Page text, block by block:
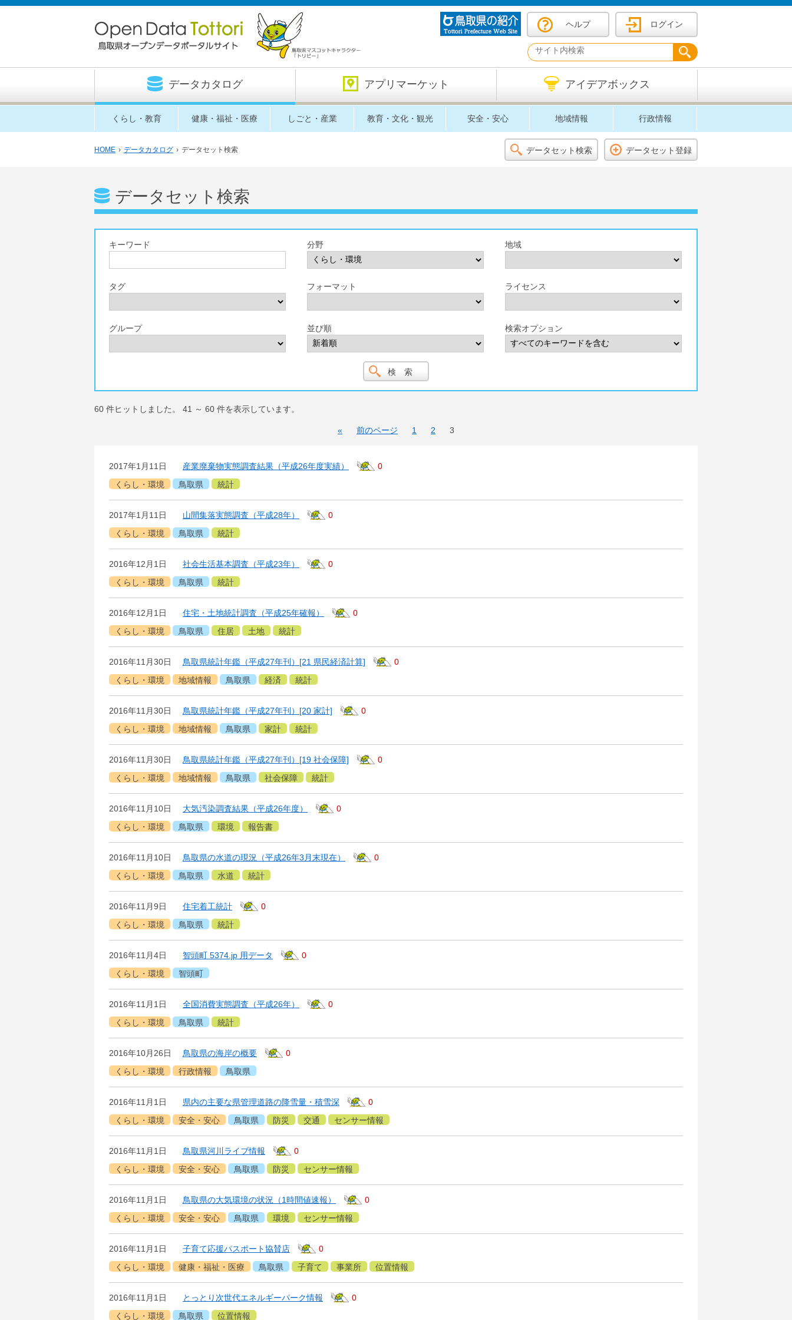
ヘルプ ログイン
データカタログ アプリマーケット アイデアボックス
くらし・教育 健康・福祉・医療 しごと・産業 教育・文化・観光 安全・安心 地域情報 行政情報
HOME › データカタログ › データセット検索 データセット検索 データセット登録
データセット検索
キーワード 分野 地域
タグ フォーマット ライセンス
グループ 並び順 検索オプション
60 件ヒットしました。 41 ～ 60 件を表示しています。
« 前のページ 1 2 3
2017年1月11日 産業廃棄物実態調査結果（平成26年度実績）
0
くらし・環境
鳥取県 統計
2017年1月11日 山間集落実態調査（平成28年）
0
くらし・環境
鳥取県 統計
2016年12月1日 社会生活基本調査（平成23年）
0
くらし・環境
鳥取県 統計
2016年12月1日 住宅・土地統計調査（平成25年確報）
0
くらし・環境
鳥取県 住居 土地 統計
2016年11月30日 鳥取県統計年鑑（平成27年刊）[21 県民経済計算]
0
くらし・環境
地域情報 鳥取県 経済 統計
2016年11月30日 鳥取県統計年鑑（平成27年刊）[20 家計]
0
くらし・環境
地域情報 鳥取県 家計 統計
2016年11月30日 鳥取県統計年鑑（平成27年刊）[19 社会保障]
0
くらし・環境
地域情報 鳥取県 社会保障 統計
2016年11月10日 大気汚染調査結果（平成26年度）
0
くらし・環境
鳥取県 環境 報告書
2016年11月10日 鳥取県の水道の現況（平成26年3月末現在）
0
くらし・環境
鳥取県 水道 統計
2016年11月9日 住宅着工統計
0
くらし・環境
鳥取県 統計
2016年11月4日 智頭町 5374.jp 用データ
0
くらし・環境
智頭町
2016年11月1日 全国消費実態調査（平成26年）
0
くらし・環境
鳥取県 統計
2016年10月26日 鳥取県の海岸の概要
0
くらし・環境
行政情報 鳥取県
2016年11月1日 県内の主要な県管理道路の降雪量・積雪深
0
くらし・環境
安全・安心 鳥取県 防災 交通 センサー情報
2016年11月1日 鳥取県河川ライブ情報
0
くらし・環境
安全・安心 鳥取県 防災 センサー情報
2016年11月1日 鳥取県の大気環境の状況（1時間値速報）
0
くらし・環境
安全・安心 鳥取県 環境 センサー情報
2016年11月1日 子育て応援パスポート協賛店
0
くらし・環境
健康・福祉・医療 鳥取県 子育て 事業所 位置情報
2016年11月1日 とっとり次世代エネルギーパーク情報
0
くらし・環境
鳥取県 位置情報